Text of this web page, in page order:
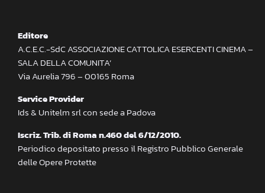
Editore
A.C.E.C.-SdC ASSOCIAZIONE CATTOLICA ESERCENTI CINEMA –
SALA DELLA COMUNITA’
Via Aurelia 796 – 00165 Roma
Service Provider
Ids & Unitelm srl con sede a Padova
Iscriz. Trib. di Roma n.460 del 6/12/2010.
Periodico depositato presso il Registro Pubblico Generale
delle Opere Protette